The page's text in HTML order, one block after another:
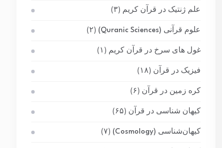
علم ژنتیک در قرآن کریم (۳)
علوم قرآنی (Quranic Sciences) (۲)
غول های سرخ در قرآن کریم (۱)
فیزیک در قرآن (۱۸)
کره زمین در قرآن (۶)
کیهان شناسی در قرآن (۶۵)
کیهان‌شناسی (Cosmology) (۷)